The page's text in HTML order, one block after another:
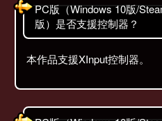
PC版（Windows 10版/
版）是否支援控制器？
本作品支援XInput控制器。